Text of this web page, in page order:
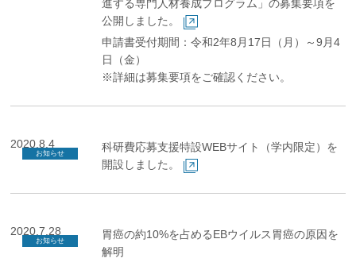
進する専門人材養成プログラム」の募集要項を
公開しました。
申請書受付期間：令和2年8月17日（月）～9月4
日（金）
※詳細は募集要項をご確認ください。
2020.8.4
お知らせ
科研費応募支援特設WEBサイト（学内限定）を
開設しました。
2020.7.28
お知らせ
胃癌の約10%を占めるEBウイルス胃癌の原因を
解明